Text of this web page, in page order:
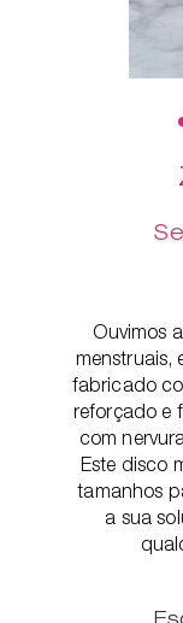
Ouvimos
menstruais,
fabricado
reforçado e
com
Este disco
tamanhos
a sua